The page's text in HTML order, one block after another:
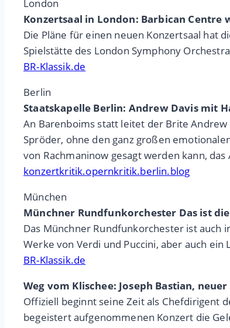
London
Konzertsaal in London: Barbican
Die Pläne für einen neuen Konzertsaal hat
Spielstätte des London Symphony
BR-Klassik.de
Berlin
Staatskapelle Berlin: Andrew Davis mit
An Barenboims statt leitet der Brite
Spröder, ohne den ganz großen
von Rachmaninow gesagt werden kann,
konzertkritik.opernkritik.berlin.blog
München
Münchner Rundfunkorchester Das ist
Das Münchner Rundfunkorchester ist auch
Werke von Verdi und Puccini, aber auch
BR-Klassik.de
Weg vom Klischee: Joseph Bastian,
Offiziell beginnt seine Zeit als Chefdirigent
begeistert aufgenommenen Konzert die